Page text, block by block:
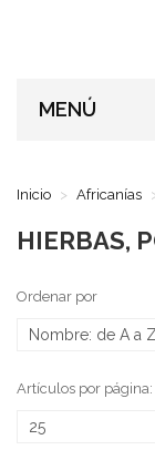
MENÚ
Inicio Africanías
HIERBAS,
Ordenar por
Artículos por página: